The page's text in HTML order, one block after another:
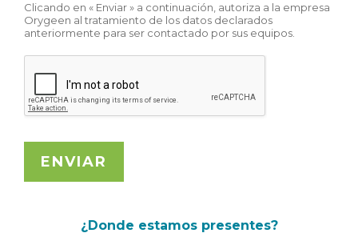
Clicando en « Enviar » a continuación, autoriza a la empresa
Orygeen al tratamiento de los datos declarados
anteriormente para ser contactado por sus equipos.
ENVIAR
¿Donde estamos presentes?